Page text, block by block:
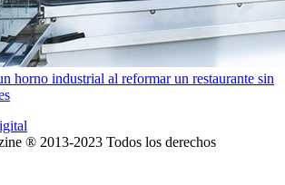
horno industrial al reformar un restaurante sin
® 2013-2023 Todos los derechos